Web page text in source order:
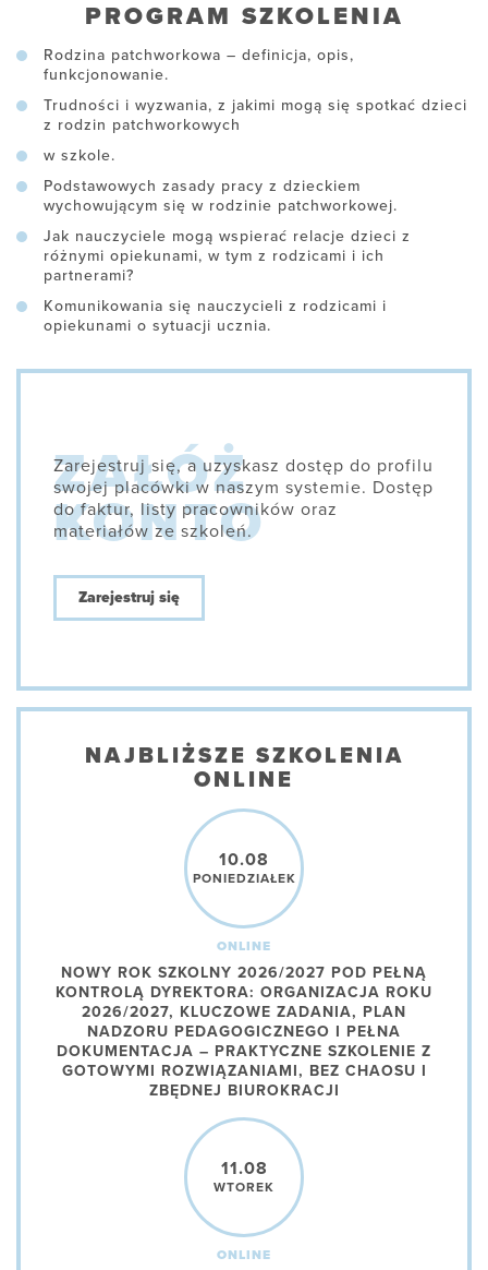
PROGRAM SZKOLENIA
Rodzina patchworkowa – definicja, opis,
funkcjonowanie.
Trudności i wyzwania, z jakimi mogą się spotkać dzieci
z rodzin patchworkowych
w szkole.
Podstawowych zasady pracy z dzieckiem
wychowującym się w rodzinie patchworkowej.
Jak nauczyciele mogą wspierać relacje dzieci z
różnymi opiekunami, w tym z rodzicami i ich
partnerami?
Komunikowania się nauczycieli z rodzicami i
opiekunami o sytuacji ucznia.
Zarejestruj się, a uzyskasz dostęp do profilu
swojej placówki w naszym systemie. Dostęp
do faktur, listy pracowników oraz
materiałów ze szkoleń.
Zarejestruj się
NAJBLIŻSZE SZKOLENIA
ONLINE
10.08
PONIEDZIAŁEK
ONLINE
NOWY ROK SZKOLNY 2026/2027 POD PEŁNĄ
KONTROLĄ DYREKTORA: ORGANIZACJA ROKU
2026/2027, KLUCZOWE ZADANIA, PLAN
NADZORU PEDAGOGICZNEGO I PEŁNA
DOKUMENTACJA – PRAKTYCZNE SZKOLENIE Z
GOTOWYMI ROZWIĄZANIAMI, BEZ CHAOSU I
ZBĘDNEJ BIUROKRACJI
11.08
WTOREK
ONLINE